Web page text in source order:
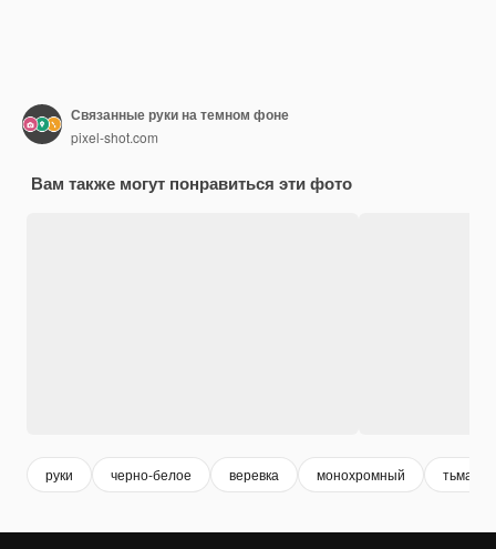
Связанные руки на темном фоне
pixel-shot.com
Вам также могут понравиться эти фото
руки черно-белое веревка монохромный тьма